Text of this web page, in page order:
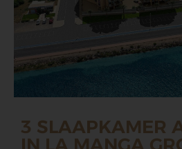
3 SLAAPKAMER